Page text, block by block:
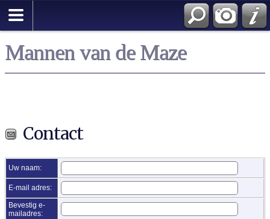
Mannen van de Maze
Contact
Uw naam:
E-mail adres:
Bevestig e-
mailadres: